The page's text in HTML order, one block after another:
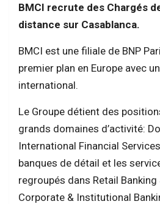
BMCI recrute des Chargés
distance sur Casablanca.
BMCI est une filiale de BNP
premier plan en Europe avec
international.
Le Groupe détient des
grands domaines d’activité:
International Financial
banques de détail et les
regroupés dans Retail Banking
Corporate & Institutional